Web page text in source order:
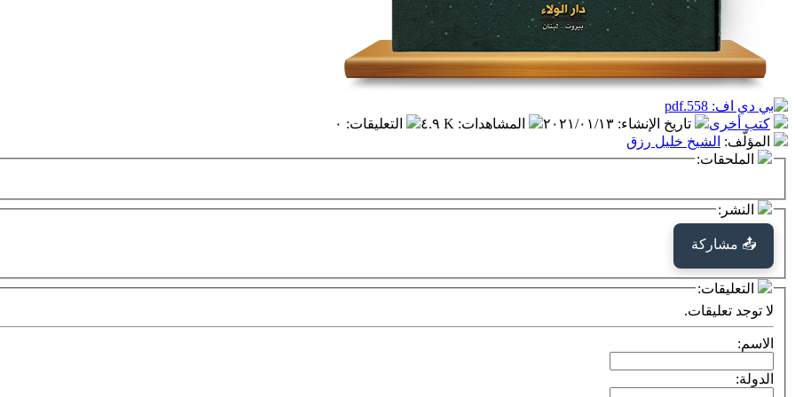
كتب أخرى تاريخ الإنشاء: ٢٠٢١/٠١/١٣ المشاهدات: ٤.٩ K التعليقات: ٠
المؤلّف: الشيخ خليل رزق
الملحقات:
النشر:
📤 مشاركة
التعليقات:
لا توجد تعليقات.
الاسم:
الدولة: